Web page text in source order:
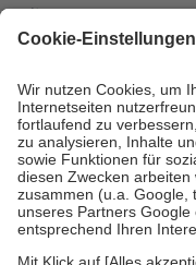
mit.
Grundsätzlich leisten
höchstens zehn Euro.
Es
Kosten der Leistung zu
Diese Regeln gelten
Bei Heilmitteln und
Zuzahlung zehn Prozent
Verordnung.
Um das Engagement der
stärken und die